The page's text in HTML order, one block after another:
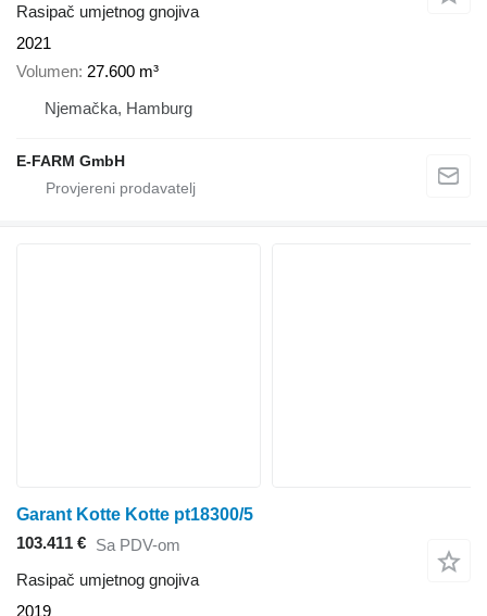
Rasipač umjetnog gnojiva
2021
Volumen 27.600 m³
Njemačka, Hamburg
E-FARM GmbH
Garant Kotte Kotte pt18300/5
103.411 € Sa PDV-om
Rasipač umjetnog gnojiva
2019